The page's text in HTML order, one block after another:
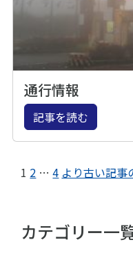
通行情報
記事を読む
1 2 … 4 より古い記事
カテゴリー一